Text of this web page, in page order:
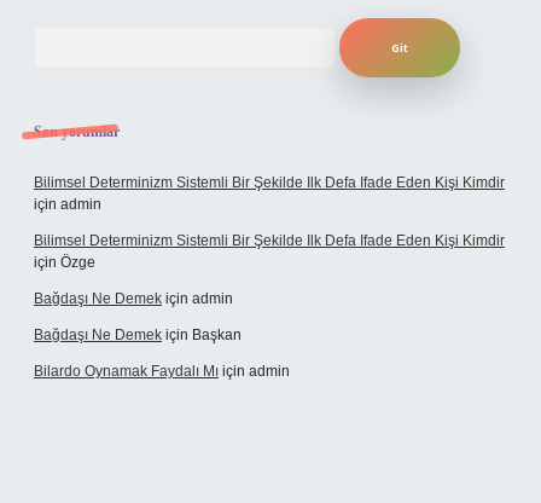
Son yorumlar
Bilimsel Determinizm Sistemli Bir Şekilde Ilk Defa Ifade Eden Kişi Kimdir
için admin
Bilimsel Determinizm Sistemli Bir Şekilde Ilk Defa Ifade Eden Kişi Kimdir
için Özge
Bağdaşı Ne Demek için admin
Bağdaşı Ne Demek için Başkan
Bilardo Oynamak Faydalı Mı için admin